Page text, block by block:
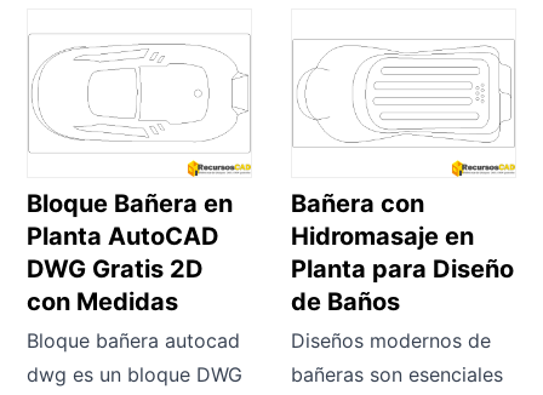
Bloque Bañera en
Planta AutoCAD
DWG Gratis 2D
con Medidas
Bloque bañera autocad
dwg es un bloque DWG
Bañera con
Hidromasaje en
Planta para Diseño
de Baños
Diseños modernos de
bañeras son esenciales